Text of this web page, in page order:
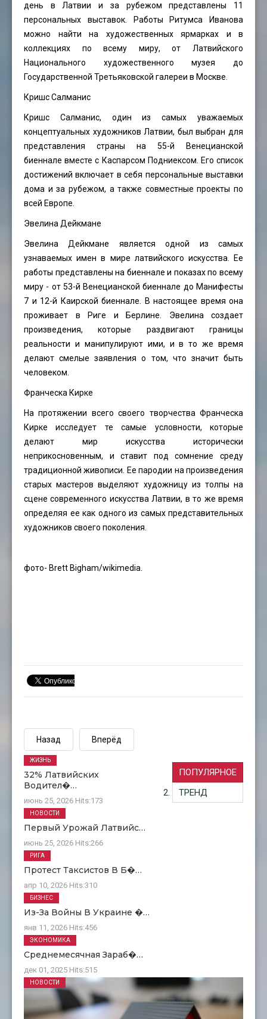
день в Латвии и за рубежом представлены 11
персональных выставок. Работы Ритумса Иванова
можно найти на художественных ярмарках и в
коллекциях по всему миру, от Латвийского
Национального художественного музея до
Государственной Третьяковской галереи в Москве.
Кришс Салманис
Кришс Салманис, один из самых уважаемых
концептуальных художников Латвии, был выбран для
представления страны на 55-й Венецианской
биеннале вместе с Каспарсом Подниексом. Его список
достижений включает в себя персональные выставки
дома и за рубежом, а также совместные проекты по
всей Европе.
Эвелина Дейкмане
Эвелина Дейкмане является одной из самых
узнаваемых имен в мире латвийского искусства. Ее
работы представлены на биеннале и показах по всему
миру - от 53-й Венецианской биеннале до Манифесты
7 и 12-й Каирской биеннале. В настоящее время она
проживает в Риге и Берлине. Эвелина создает
произведения, которые раздвигают границы
реальности и манипулируют ими, и в то же время
делают смелые заявления о том, что значит быть
человеком.
Франческа Кирке
На протяжении всего своего творчества Франческа
Кирке исследует те самые условности, которые
делают мир искусства исторически
неприкосновенным, и ставит под сомнение среду
традиционной живописи. Ее пародии на произведения
старых мастеров выделяют художницу из толпы на
сцене современного искусства Латвии, в то же время
определяя ее как одного из самых представительных
художников своего поколения.
фото- Brett Bigham/wikimedia.
Назад Вперёд
ПОПУЛЯРНОЕ
ТРЕНД
32% Латвийских
Водител�…
июнь 25, 2026 Hits:173
ЖИЗНЬ
Первый Урожай Латвийс…
июнь 25, 2026 Hits:266
НОВОСТИ
Протест Таксистов В Б�…
апр 10, 2026 Hits:310
РИГА
Из-За Войны В Украине �…
янв 11, 2026 Hits:456
БИЗНЕС
Среднемесячная Зараб�…
дек 01, 2025 Hits:515
ЭКОНОМИКА
НОВОСТИ